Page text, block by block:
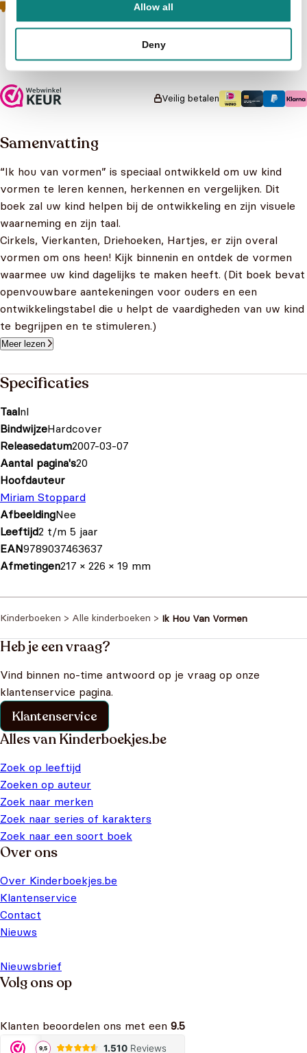
Allow all
Deny
Niet op voorraad
Veilig betalen
Samenvatting
“Ik hou van vormen” is speciaal ontwikkeld om uw kind
vormen te leren kennen, herkennen en vergelijken. Dit
boek zal uw kind helpen bij de ontwikkeling en zijn visuele
waarneming en zijn taal.
Cirkels, Vierkanten, Driehoeken, Hartjes, er zijn overal
vormen om ons heen! Kijk binnenin en ontdek de vormen
waarmee uw kind dagelijks te maken heeft. (Dit boek bevat
openvouwbare aantekeningen voor ouders en een
ontwikkelingstabel die u helpt de vaardigheden van uw kind
te begrijpen en te stimuleren.)
Meer lezen
Specificaties
Taalnl
BindwijzeHardcover
Releasedatum2007-03-07
Aantal pagina's20
Hoofdauteur
Miriam Stoppard
AfbeeldingNee
Leeftijd2 t/m 5 jaar
EAN9789037463637
Afmetingen217 × 226 × 19 mm
Kinderboeken > Alle kinderboeken > Ik Hou Van Vormen
Heb je een vraag?
Vind binnen no-time antwoord op je vraag op onze
klantenservice pagina.
Klantenservice
Alles van Kinderboekjes.be
Zoek op leeftijd
Zoeken op auteur
Zoek naar merken
Zoek naar series of karakters
Zoek naar een soort boek
Over ons
Over Kinderboekjes.be
Klantenservice
Contact
Nieuws
Nieuwsbrief
Volg ons op
Klanten beoordelen ons met een 9.5